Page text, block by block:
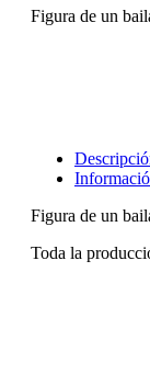
cantidad
Figura de un
Figura de un
Toda la